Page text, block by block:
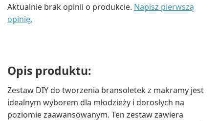
Aktualnie brak opinii o produkcie. Napisz pierwszą
opinię.
Opis produktu:
Zestaw DIY do tworzenia bransoletek z makramy jest
idealnym wyborem dla młodzieży i dorosłych na
poziomie zaawansowanym. Ten zestaw zawiera